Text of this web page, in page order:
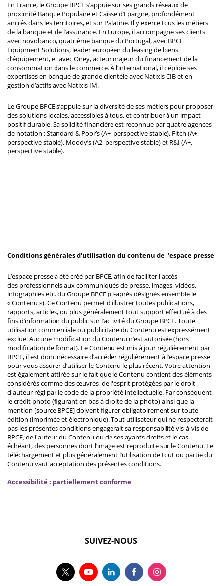
En France, le Groupe BPCE s’appuie sur ses grands réseaux de
proximité Banque Populaire et Caisse d’Epargne, profondément
ancrés dans les territoires, et sur Palatine. Il y exerce tous les métiers
de la banque et de l’assurance. En Europe, il accompagne ses clients
avec novobanco, quatrième banque du Portugal, avec BPCE
Equipment Solutions, leader européen du leasing de biens
d’équipement, et avec Oney, acteur majeur du financement de la
consommation dans le commerce. À l’international, il déploie ses
expertises en banque de grande clientèle avec Natixis CIB et en
gestion d’actifs avec Natixis IM.
Le Groupe BPCE s’appuie sur la diversité de ses métiers pour proposer
des solutions locales, accessibles à tous, et contribuer à un impact
positif durable. Sa solidité financière est reconnue par quatre agences
de notation : Standard & Poor’s (A+, perspective stable), Fitch (A+,
perspective stable), Moody’s (A2, perspective stable) et R&I (A+,
perspective stable).
Conditions générales d'utilisation du contenu de l’espace presse
L’espace presse a été créé par BPCE, afin de faciliter l'accès
des professionnels aux communiqués de presse, images, vidéos,
infographies etc. du Groupe BPCE (ci-après désignés ensemble le
« Contenu »). Ce Contenu permet d'illustrer toutes publications,
rapports, articles, ou plus généralement tout support effectué à des
fins d’information du public sur l’activité du Groupe BPCE. Toute
utilisation commerciale ou publicitaire du Contenu est expressément
exclue. Aucune modification du Contenu n’est autorisée (hors
modification de format). Le Contenu est mis à jour régulièrement par
BPCE, il est donc nécessaire d’accéder régulièrement à l’espace presse
pour vous assurer d’utiliser le Contenu le plus récent. Votre attention
est également attirée sur le fait que le Contenu contient des éléments
considérés comme des œuvres de l'esprit protégées par le droit
d'auteur régi par le code de la propriété intellectuelle. Par conséquent
le crédit photo (figurant en bas à droite de la photo) ainsi que la
mention [source BPCE] doivent figurer obligatoirement sur toute
édition (imprimée et électronique). Tout utilisateur qui ne respecterait
pas les présentes conditions engagerait sa responsabilité vis-à-vis de
BPCE, de l'auteur du Contenu ou de ses ayants droits et le cas
échéant, des personnes dont l’image est reproduite sur le Contenu. Le
téléchargement et plus généralement l’utilisation de tout ou partie du
Contenu vaut acceptation des présentes conditions.
Accessibilité : partiellement conforme
SUIVEZ-NOUS